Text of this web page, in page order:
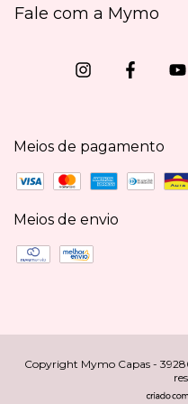
Fale com a Mymo
Meios de pagamento
Meios de envio
Copyright Mymo Capas -